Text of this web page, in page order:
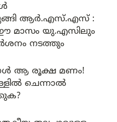
ആർ.എസ്.എസ് :
മാസം യു.എസിലും
നടത്തും
ആ രൂക്ഷ മണം!
ചെന്നാൽ